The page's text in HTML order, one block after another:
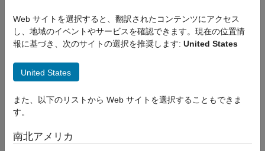
FPGA、ASIC、および SoC 開発
Web サイトを選択すると、翻訳されたコンテンツにアクセス
し、地域のイベントやサービスを確認できます。現在の位置情
報に基づき、次のサイトの選択を推奨します: United States
United States
また、以下のリストから Web サイトを選択することもできま
す。
南北アメリカ